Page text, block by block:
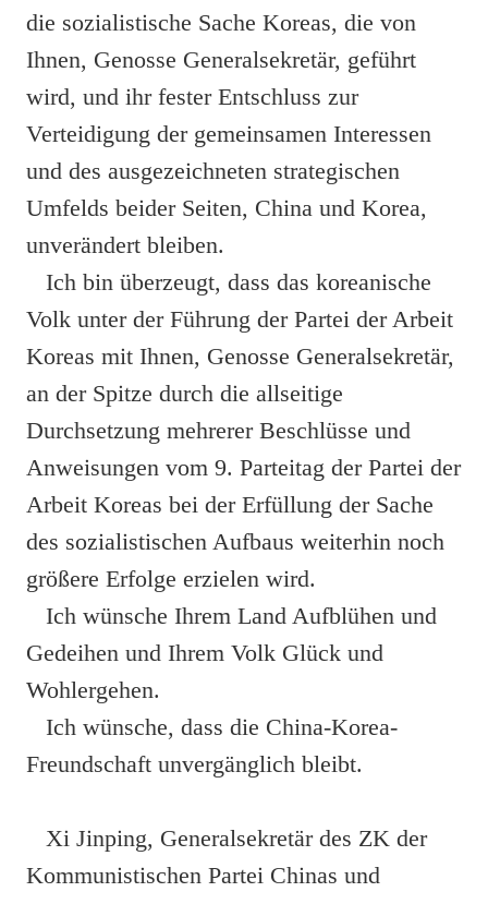
die sozialistische Sache Koreas, die von
Ihnen, Genosse Generalsekretär, geführt
wird, und ihr fester Entschluss zur
Verteidigung der gemeinsamen Interessen
und des ausgezeichneten strategischen
Umfelds beider Seiten, China und Korea,
unverändert bleiben.
Ich bin überzeugt, dass das koreanische
Volk unter der Führung der Partei der Arbeit
Koreas mit Ihnen, Genosse Generalsekretär,
an der Spitze durch die allseitige
Durchsetzung mehrerer Beschlüsse und
Anweisungen vom 9. Parteitag der Partei der
Arbeit Koreas bei der Erfüllung der Sache
des sozialistischen Aufbaus weiterhin noch
größere Erfolge erzielen wird.
Ich wünsche Ihrem Land Aufblühen und
Gedeihen und Ihrem Volk Glück und
Wohlergehen.
Ich wünsche, dass die China-Korea-
Freundschaft unvergänglich bleibt.
Xi Jinping, Generalsekretär des ZK der
Kommunistischen Partei Chinas und